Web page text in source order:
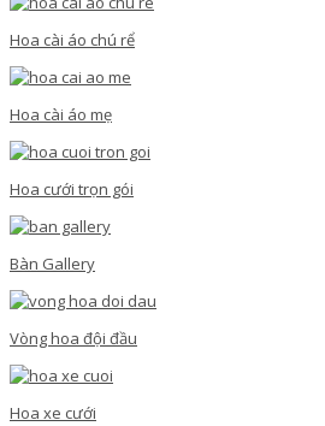
Hoa cài áo chú rể
Hoa cài áo mẹ
Hoa cưới trọn gói
Bàn Gallery
Vòng hoa đội đầu
Hoa xe cưới